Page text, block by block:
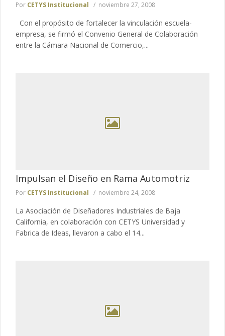
Por CETYS Institucional noviembre 27, 2008
Con el propósito de fortalecer la vinculación escuela-
empresa, se firmó el Convenio General de Colaboración
entre la Cámara Nacional de Comercio,...
Impulsan el Diseño en Rama Automotriz
Por CETYS Institucional noviembre 24, 2008
La Asociación de Diseñadores Industriales de Baja
California, en colaboración con CETYS Universidad y
Fabrica de Ideas, llevaron a cabo el 14...